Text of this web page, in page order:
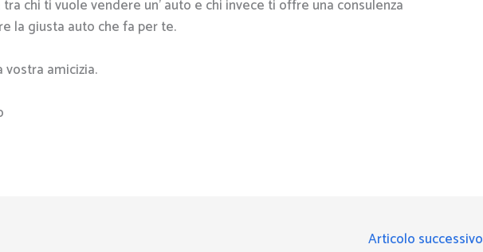
chi ti vuole vendere un’ auto e chi invece ti offre una consulenza
la giusta auto che fa per te.
vostra amicizia.
Articolo successivo